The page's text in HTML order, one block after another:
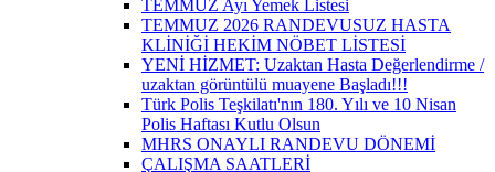
TEMMUZ Ayı Yemek Listesi
TEMMUZ 2026 RANDEVUSUZ HASTA
KLİNİĞİ HEKİM NÖBET LİSTESİ
YENİ HİZMET: Uzaktan Hasta Değerlendirme /
uzaktan görüntülü muayene Başladı!!!
Türk Polis Teşkilatı'nın 180. Yılı ve 10 Nisan
Polis Haftası Kutlu Olsun
MHRS ONAYLI RANDEVU DÖNEMİ
ÇALIŞMA SAATLERİ